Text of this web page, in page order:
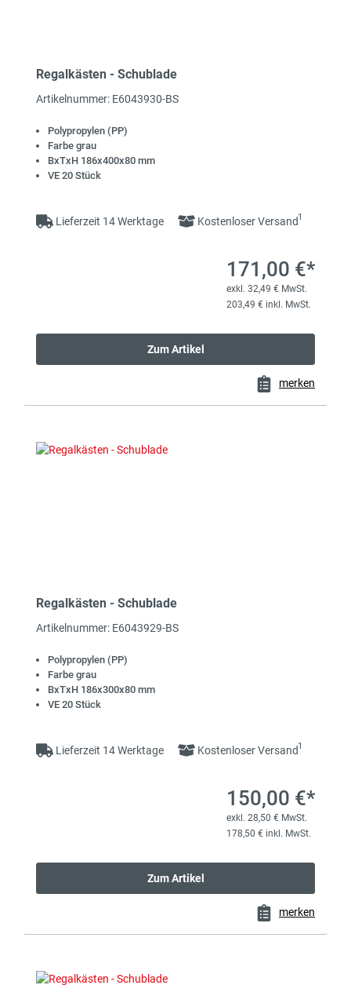
Regalkästen - Schublade
Artikelnummer: E6043930-BS
Polypropylen (PP)
Farbe grau
BxTxH 186x400x80 mm
VE 20 Stück
Lieferzeit 14 Werktage Kostenloser Versand1
171,00 €*
exkl. 32,49 € MwSt.
203,49 € inkl. MwSt.
Zum Artikel
merken
Regalkästen - Schublade
Artikelnummer: E6043929-BS
Polypropylen (PP)
Farbe grau
BxTxH 186x300x80 mm
VE 20 Stück
Lieferzeit 14 Werktage Kostenloser Versand1
150,00 €*
exkl. 28,50 € MwSt.
178,50 € inkl. MwSt.
Zum Artikel
merken